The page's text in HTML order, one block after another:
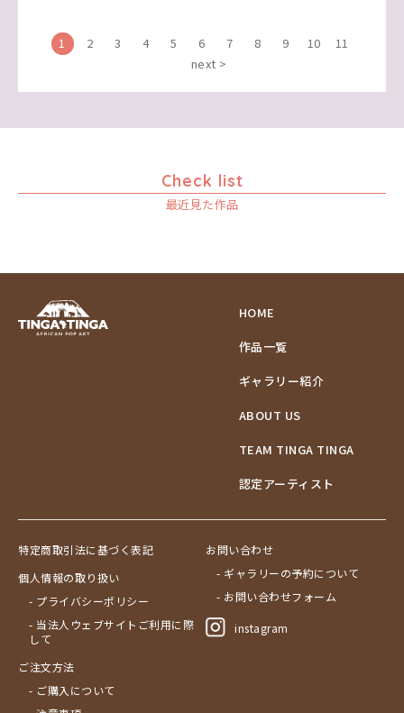
1 2 3 4 5 6 7 8 9 10
11
next >
Check list
最近見た作品
HOME
作品一覧
ギャラリー紹介
ABOUT US
TEAM TINGA TINGA
認定アーティスト
特定商取引法に基づく表記
個人情報の取り扱い
- プライバシーポリシー
- 当法人ウェブサイトご利用に際
して
ご注文方法
- ご購入について
お問い合わせ
- ギャラリーの予約について
- お問い合わせフォーム
instagram